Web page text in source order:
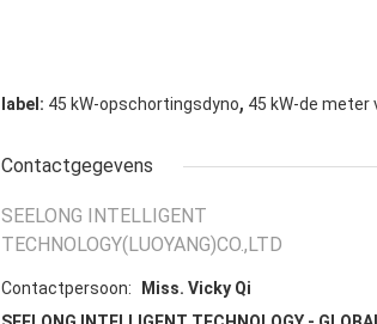
label: 45 kW-opschortingsdyno, 45 kW-de
Contactgegevens
SEELONG INTELLIGENT
TECHNOLOGY(LUOYANG)CO.,LTD
Contactpersoon:
Miss. Vicky Qi